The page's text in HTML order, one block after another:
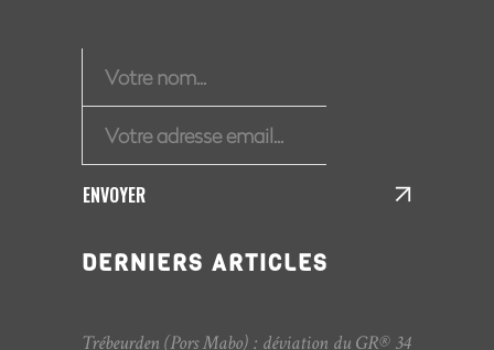
ENVOYER
DERNIERS ARTICLES
Trébeurden (Pors Mabo) : déviation du GR® 34